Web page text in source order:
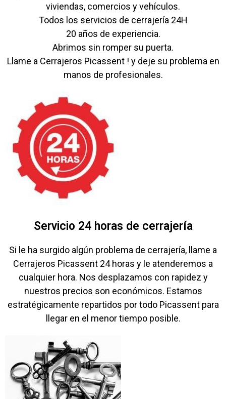
viviendas, comercios y vehículos.
Todos los servicios de cerrajería 24H
20 años de experiencia.
Abrimos sin romper su puerta.
Llame a Cerrajeros Picassent ! y deje su problema en
manos de profesionales.
Servicio 24 horas de cerrajería
Si le ha surgido algún problema de cerrajería, llame a
Cerrajeros Picassent 24 horas y le atenderemos a
cualquier hora. Nos desplazamos con rapidez y
nuestros precios son económicos. Estamos
estratégicamente repartidos por todo Picassent para
llegar en el menor tiempo posible.